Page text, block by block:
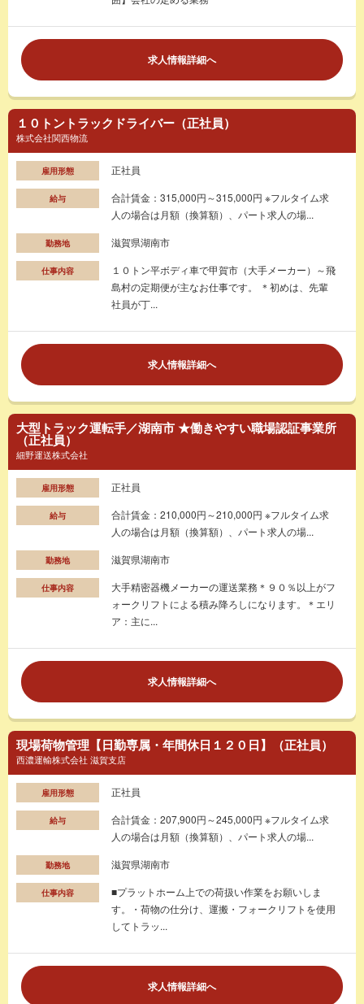
求人情報詳細へ
１０トントラックドライバー（正社員）
株式会社関西物流
雇用形態 正社員
給与
合計賃金：315,000円～315,000円 ※フルタイム求
人の場合は月額（換算額）、パート求人の場...
勤務地 滋賀県湖南市
仕事内容
１０トン平ボディ車で甲賀市（大手メーカー）～飛
島村の定期便が主なお仕事です。 ＊初めは、先輩
社員が丁...
求人情報詳細へ
大型トラック運転手／湖南市 ★働きやすい職場認証事業所
（正社員）
細野運送株式会社
雇用形態 正社員
給与
合計賃金：210,000円～210,000円 ※フルタイム求
人の場合は月額（換算額）、パート求人の場...
勤務地 滋賀県湖南市
仕事内容
大手精密器機メーカーの運送業務＊９０％以上がフ
ォークリフトによる積み降ろしになります。＊エリ
ア：主に...
求人情報詳細へ
現場荷物管理【日勤専属・年間休日１２０日】（正社員）
西濃運輸株式会社 滋賀支店
雇用形態 正社員
給与
合計賃金：207,900円～245,000円 ※フルタイム求
人の場合は月額（換算額）、パート求人の場...
勤務地 滋賀県湖南市
仕事内容
■プラットホーム上での荷扱い作業をお願いしま
す。・荷物の仕分け、運搬・フォークリフトを使用
してトラッ...
求人情報詳細へ